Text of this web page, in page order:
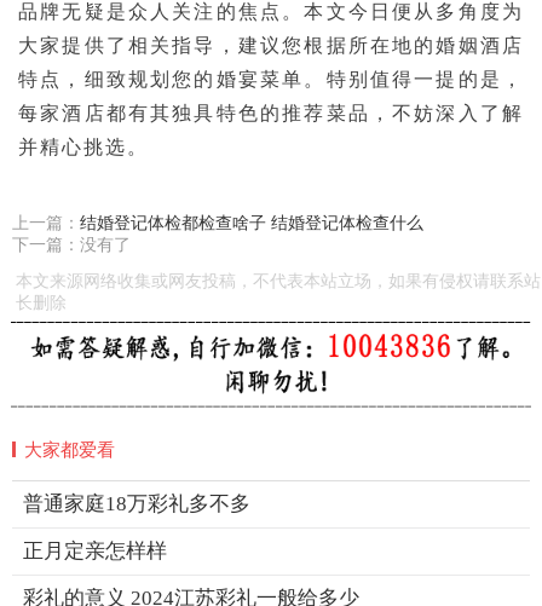
品牌无疑是众人关注的焦点。本文今日便从多角度为
大家提供了相关指导，建议您根据所在地的婚姻酒店
特点，细致规划您的婚宴菜单。特别值得一提的是，
每家酒店都有其独具特色的推荐菜品，不妨深入了解
并精心挑选。
上一篇： 结婚登记体检都检查啥子 结婚登记体检查什么
下一篇：没有了
本文来源网络收集或网友投稿，不代表本站立场，如果有侵权请联系站
长删除
大家都爱看
普通家庭18万彩礼多不多
正月定亲怎样样
彩礼的意义 2024江苏彩礼一般给多少